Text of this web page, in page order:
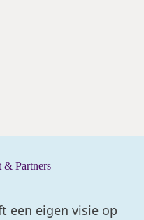
& Partners
een eigen visie op